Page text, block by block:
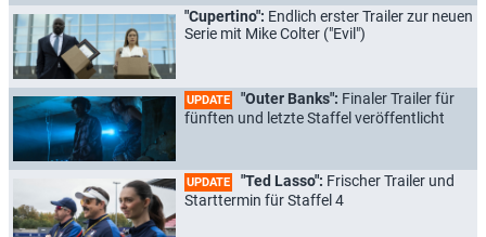
"Cupertino": Endlich erster Trailer zur neuen
Serie mit Mike Colter ("Evil")
UPDATE "Outer Banks": Finaler Trailer für
fünften und letzte Staffel veröffentlicht
UPDATE "Ted Lasso": Frischer Trailer und
Starttermin für Staffel 4